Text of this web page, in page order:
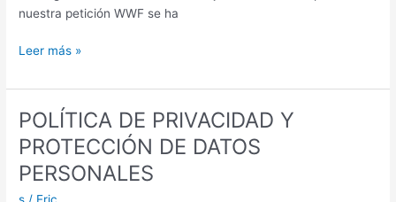
nuestra petición WWF se ha
Que
Rey
Juan
Carlos
deje
Leer más »
POLÍTICA DE PRIVACIDAD Y
PROTECCIÓN DE DATOS
PERSONALES